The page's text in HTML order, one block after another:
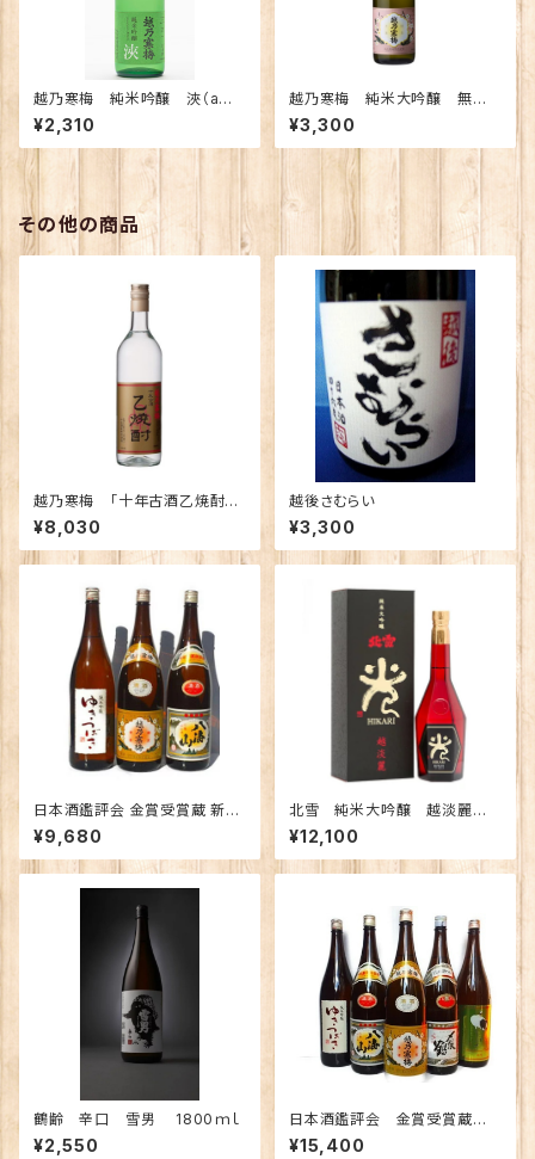
越乃寒梅 純米吟醸 浹（ama
ne) あまね 720ｍｌ【化粧
箱入り】
¥2,310
越乃寒梅 純米大吟醸 無
垢 720ｍｌ （化粧箱入り）
¥3,300
その他の商品
越乃寒梅 「十年古酒乙焼酎」
【限定】
¥8,030
越後さむらい
¥3,300
日本酒鑑評会 金賞受賞蔵 新潟
の地酒飲み比べセット1800ｍｌ
×3本 （越乃寒梅 八海山 ゆきつ
ばき）
¥9,680
北雪 純米大吟醸 越淡麗
「光」遠心分離 720ml
¥12,100
鶴齢 辛口 雪男 1800ｍｌ
¥2,550
日本酒鑑評会 金賞受賞蔵
新潟の地酒飲み比べセット180
0ｍｌ×5本 （越乃寒梅 八海
¥15,400